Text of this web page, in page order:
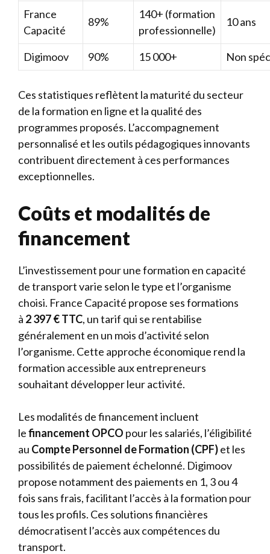
France
Capacité
89%
140+ (formation
professionnelle)
10 ans
Digimoov 90% 15 000+ Non
Ces statistiques reflètent la maturité du secteur
de la formation en ligne et la qualité des
programmes proposés. L’accompagnement
personnalisé et les outils pédagogiques innovants
contribuent directement à ces performances
exceptionnelles.
Coûts et modalités de
financement
L’investissement pour une formation en capacité
de transport varie selon le type et l’organisme
choisi. France Capacité propose ses formations
à 2 397 € TTC, un tarif qui se rentabilise
généralement en un mois d’activité selon
l’organisme. Cette approche économique rend la
formation accessible aux entrepreneurs
souhaitant développer leur activité.
Les modalités de financement incluent
lefinancement OPCO pour les salariés, l’éligibilité
au Compte Personnel de Formation (CPF)et les
possibilités de paiement échelonné. Digimoov
propose notamment des paiements en 1, 3 ou 4
fois sans frais, facilitant l’accès à la formation pour
tous les profils. Ces solutions financières
démocratisent l’accès aux compétences du
transport.